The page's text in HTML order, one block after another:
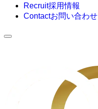
Recruit採用情報
Contactお問い合わせ